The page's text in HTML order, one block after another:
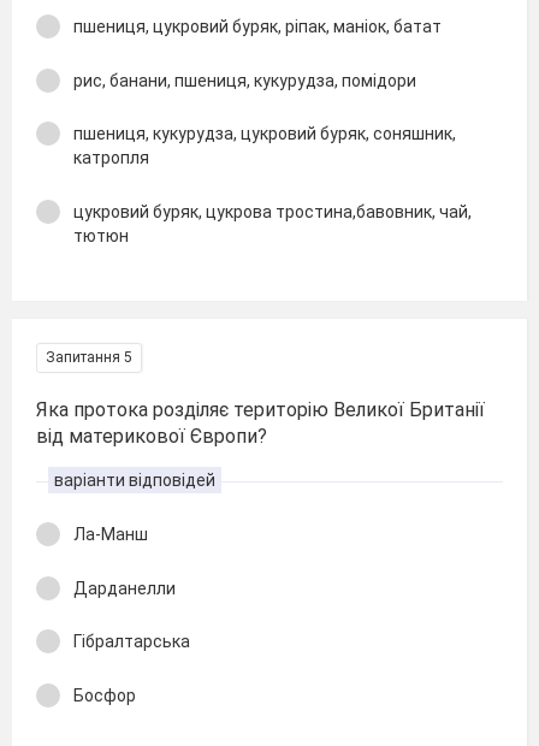
пшениця, цукровий буряк, ріпак, маніок, батат
рис, банани, пшениця, кукурудза, помідори
пшениця, кукурудза, цукровий буряк, соняшник,
катропля
цукровий буряк, цукрова тростина,бавовник, чай,
тютюн
Запитання 5
Яка протока розділяє територію Великої Британії
від материкової Європи?
варіанти відповідей
Ла-Манш
Дарданелли
Гібралтарська
Босфор